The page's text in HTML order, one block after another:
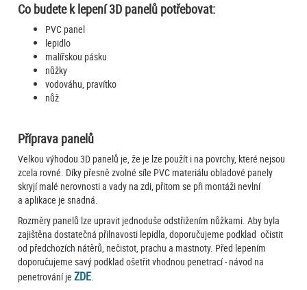
Co budete k lepení 3D panelů potřebovat:
PVC panel
lepidlo
malířskou pásku
nůžky
vodováhu, pravítko
nůž
Příprava panelů
Velkou výhodou 3D panelů je, že je lze použít i na povrchy, které nejsou
zcela rovné. Díky přesně zvolné síle PVC materiálu obladové panely
skryjí malé nerovnosti a vady na zdi, přitom se při montáži nevlní
a aplikace je snadná.
Rozměry panelů lze upravit jednoduše odstřižením nůžkami. Aby byla
zajištěna dostatečná přilnavosti lepidla, doporučujeme podklad očistit
od předchozích nátěrů, nečistot, prachu a mastnoty. Před lepením
doporučujeme savý podklad ošetřit vhodnou penetrací - návod na
penetrování jeZDE.